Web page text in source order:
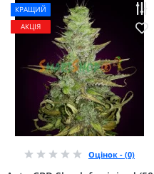
КРАЩИЙ
АКЦІЯ
Оцінок - (0)